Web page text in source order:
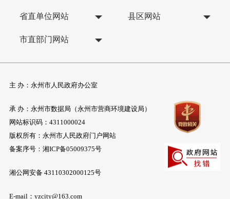
省直单位网站 县区网站
市直部门网站
主 办：永州市人民政府办公室
承 办：永州市数据局（永州市营商环境建设局）
网站标识码：4311000024
版权所有：永州市人民政府门户网站
备案序号： 湘ICP备05009375号
湘公网安备 43110302000125号
E-mail：yzcity@163.com